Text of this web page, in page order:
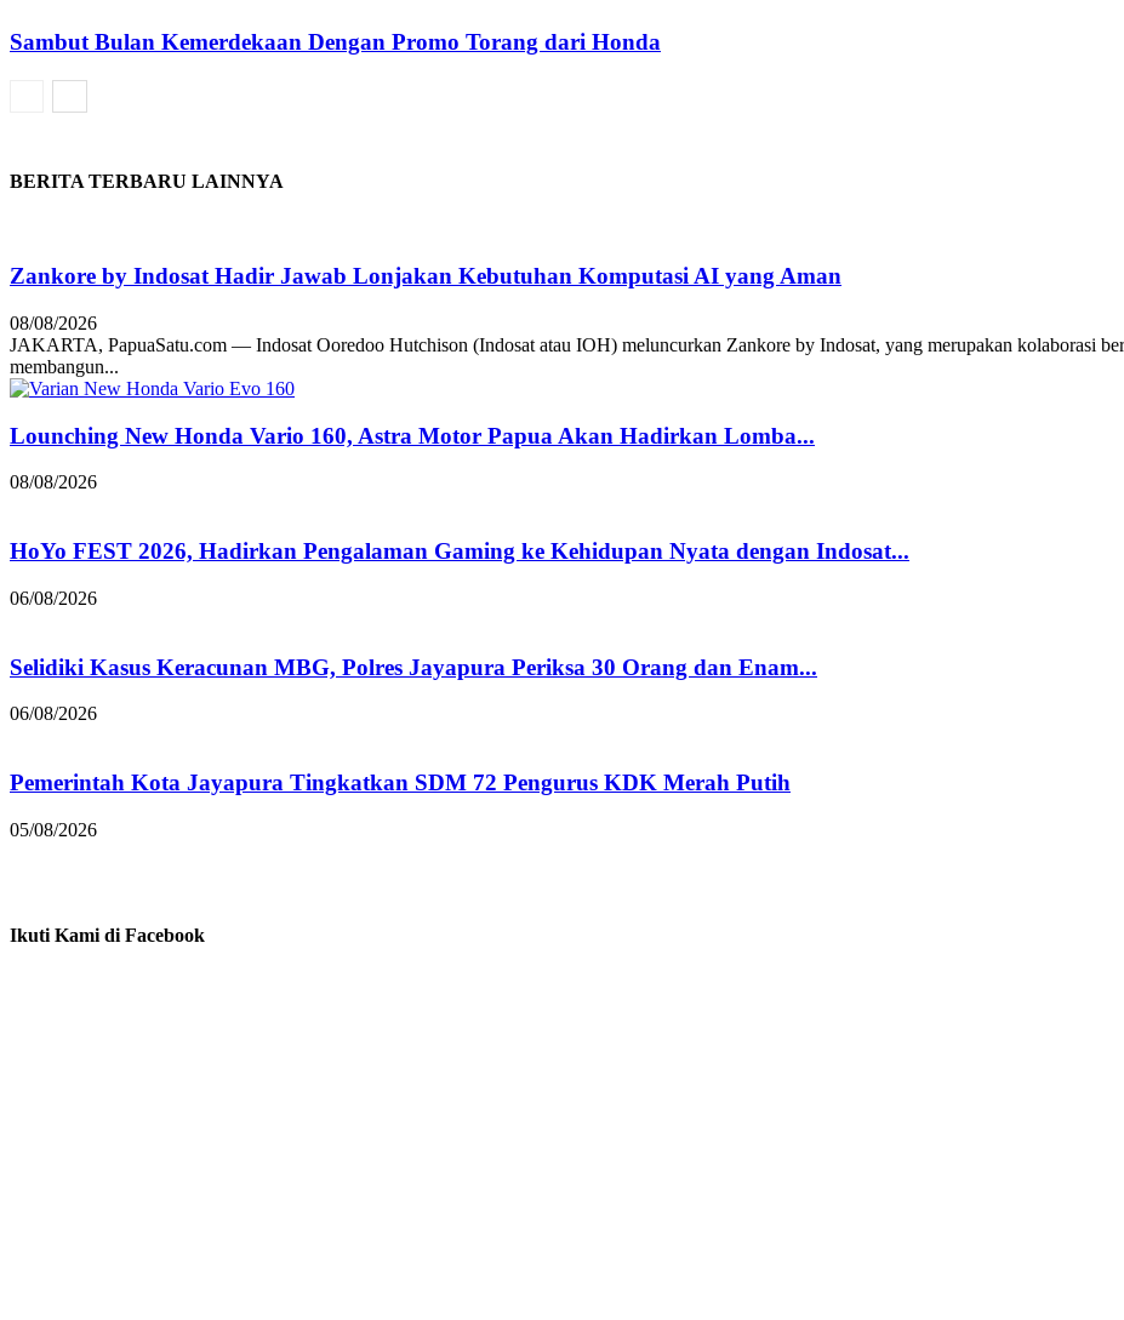
Sambut Bulan Kemerdekaan Dengan Promo Torang dari Honda
BERITA TERBARU LAINNYA
Zankore by Indosat Hadir Jawab Lonjakan Kebutuhan Komputasi AI yang Aman
08/08/2026
JAKARTA, PapuaSatu.com — Indosat Ooredoo Hutchison (Indosat atau IOH) meluncurkan Zankore by Indosat, yang merupakan kolaborasi
membangun...
Lounching New Honda Vario 160, Astra Motor Papua Akan Hadirkan Lomba...
08/08/2026
HoYo FEST 2026, Hadirkan Pengalaman Gaming ke Kehidupan Nyata dengan Indosat...
06/08/2026
Selidiki Kasus Keracunan MBG, Polres Jayapura Periksa 30 Orang dan Enam...
06/08/2026
Pemerintah Kota Jayapura Tingkatkan SDM 72 Pengurus KDK Merah Putih
05/08/2026
Ikuti Kami di Facebook